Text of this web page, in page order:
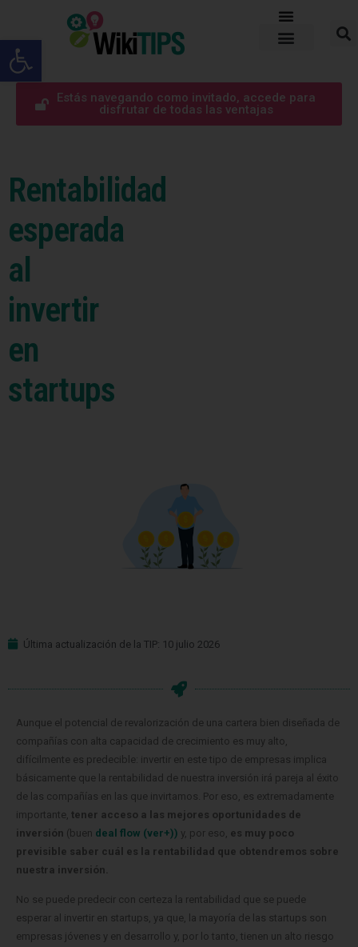
Abrir barra de herramientas
Estás navegando como invitado, accede para
disfrutar de todas las ventajas
Rentabilidad
esperada
al
invertir
en
startups
Última actualización de la TIP: 10 julio 2026
Aunque el potencial de revalorización de una cartera bien diseñada de
compañías con alta capacidad de crecimiento es muy alto,
difícilmente es predecible: invertir en este tipo de empresas implica
básicamente que la rentabilidad de nuestra inversión irá pareja al éxito
de las compañías en las que invirtamos. Por eso, es extremadamente
importante, tener acceso a las mejores oportunidades de
inversión (buen deal flow (ver+)) y, por eso, es muy poco
previsible saber cuál es la rentabilidad que obtendremos sobre
nuestra inversión.
No se puede predecir con certeza la rentabilidad que se puede
esperar al invertir en startups, ya que, la mayoría de las startups son
empresas jóvenes y en desarrollo y, por lo tanto, tienen un alto riesgo